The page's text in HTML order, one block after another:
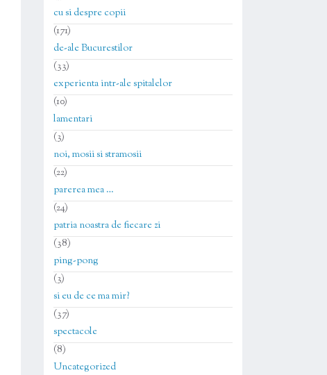
cu si despre copii
(171)
de-ale Bucurestilor
(33)
experienta intr-ale spitalelor
(10)
lamentari
(3)
noi, mosii si stramosii
(22)
parerea mea …
(24)
patria noastra de fiecare zi
(38)
ping-pong
(3)
si eu de ce ma mir?
(37)
spectacole
(8)
Uncategorized